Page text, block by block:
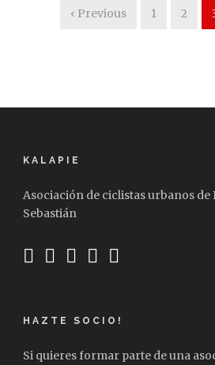
‹ Previous 1 2
KALAPIE
Asociación de ciclistas urbanos de
Sebastián
HAZTE SOCIO!
Si quieres formar parte de una